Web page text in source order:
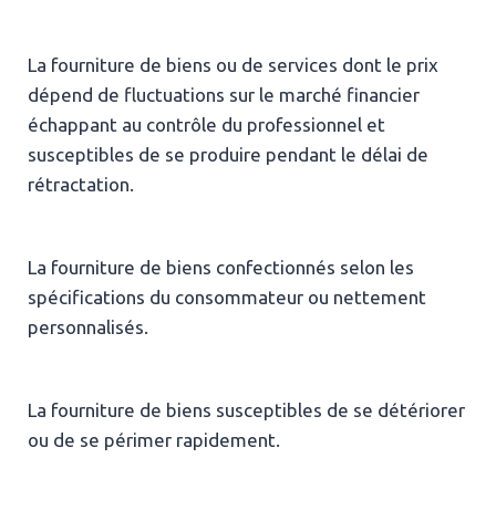
La fourniture de biens ou de services dont le prix
dépend de fluctuations sur le marché financier
échappant au contrôle du professionnel et
susceptibles de se produire pendant le délai de
rétractation.
La fourniture de biens confectionnés selon les
spécifications du consommateur ou nettement
personnalisés.
La fourniture de biens susceptibles de se détériorer
ou de se périmer rapidement.